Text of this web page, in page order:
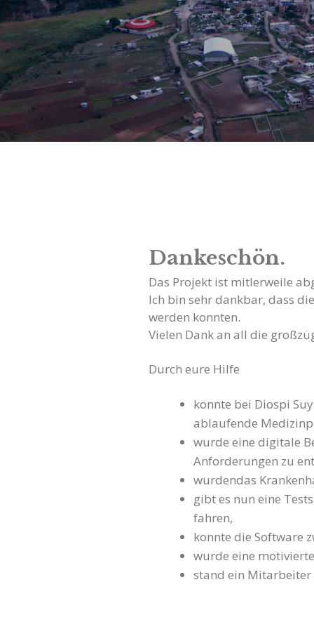
Dankeschön.
Das Projekt ist mitlerweile
Ich bin sehr dankbar, dass
werden konnten.
Vielen Dank an all die
Durch eure Hilfe
konnte bei Diospi
ablaufende
wurde eine digitale
Anforderungen zu
wurdendas
gibt es nun eine
fahren,
konnte die Software
wurde eine
stand ein Mitarbeiter